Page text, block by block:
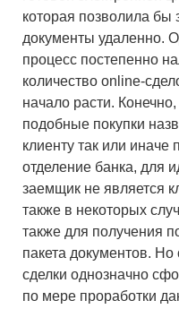
которая позволила бы
документы удаленно.
процесс постепенно
количество online-
начало расти.
подобные покупки
клиенту так или иначе
отделение банка, для
заемщик не является
также в некоторых
также для получения
пакета документов.
сделки однозначно
по мере проработки